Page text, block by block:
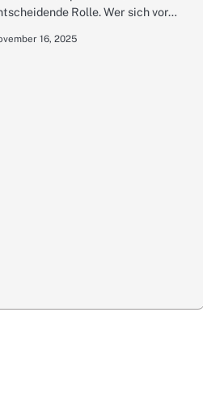
Rolle. Wer sich vor…
16, 2025